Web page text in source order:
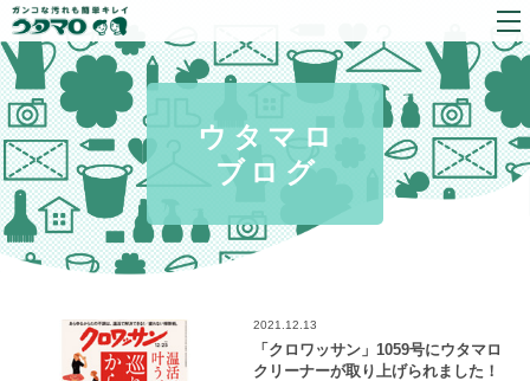
ウタマロ
ブログ
2021.12.13
「クロワッサン」1059号にウタマロ
クリーナーが取り上げられました！